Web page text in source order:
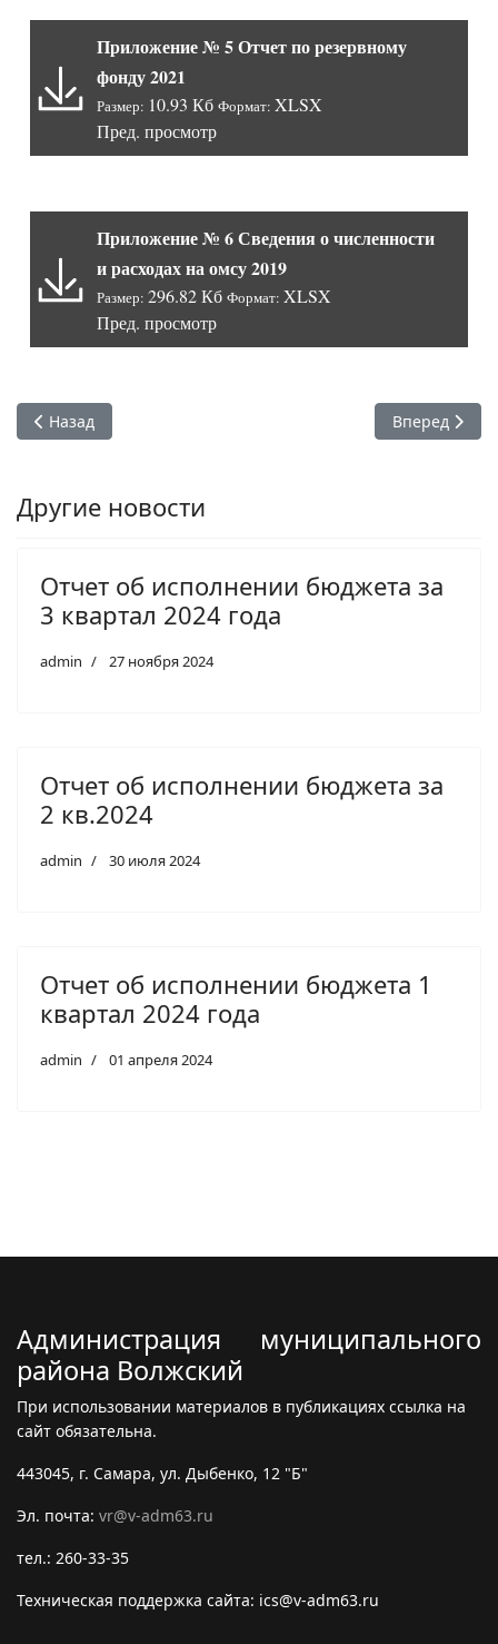
Приложение № 5 Отчет по резервному
фонду 2021
Размер: 10.93 Кб Формат: XLSX
Пред. просмотр
Приложение № 6 Сведения о численности
и расходах на омсу 2019
Размер: 296.82 Кб Формат: XLSX
Пред. просмотр
Предыдущий: Исполнение бюджета муниципального
Назад Следующий:
Вперед
Другие новости
Отчет об исполнении бюджета за
3 квартал 2024 года
admin 27 ноября 2024
Отчет об исполнении бюджета за
2 кв.2024
admin 30 июля 2024
Отчет об исполнении бюджета 1
квартал 2024 года
admin 01 апреля 2024
Администрация муниципального
района Волжский
При использовании материалов в публикациях ссылка на
сайт обязательна.
443045, г. Самара, ул. Дыбенко, 12 "Б"
Эл. почта: vr@v-adm63.ru
тел.: 260-33-35
Техническая поддержка сайта: ics@v-adm63.ru